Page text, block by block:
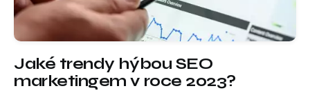
Jaké trendy hýbou SEO
marketingem v roce 2023?